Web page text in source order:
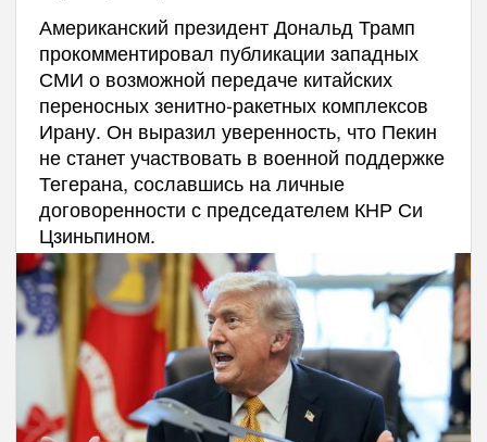
Американский президент Дональд Трамп
прокомментировал публикации западных
СМИ о возможной передаче китайских
переносных зенитно-ракетных комплексов
Ирану. Он выразил уверенность, что Пекин
не станет участвовать в военной поддержке
Тегерана, сославшись на личные
договоренности с председателем КНР Си
Цзиньпином.